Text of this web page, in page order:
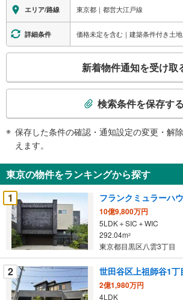
◆玄関スマートキー◆
スマートフォンや各種キーをかざす・近づけるだけ
扉が閉まると自動で施錠されるため、急いでいる朝
エリア/路線 東京都｜都営大江戸線
詳細条件
検
知
を
受
け
取
る
・
条
件
を
新着物件通知を受け取
検索条件を保存する
保存した条件の確認・通知設定の変更・解
えます。
東京の物件をランキングから探す
1
フランクミュラーハ
10億9,800万円
5LDK＋SIC＋WIC
292.04m2
東京都目黒区八雲3丁目
2 世田谷区上祖師谷1丁
2億1,980万円
4LDK